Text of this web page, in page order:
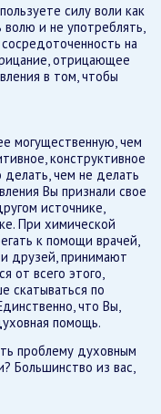
силу воли как
волю и не употреблять,
на
отрицающее
в том, чтобы
могущественную, чем
конструктивное
чем не делать
Вы признали свое
источнике,
При химической
к помощи врачей,
друзей, принимают
от всего этого,
скатываться по
что Вы,
помощь.
проблему духовным
Большинство из вас,